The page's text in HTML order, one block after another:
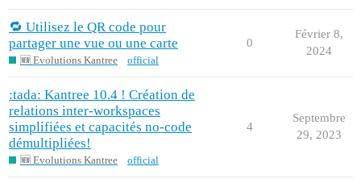
🔁 Utilisez le QR code pour
partager une vue ou une carte
🆕 Evolutions Kantree official
0
Février 8,
2024
:tada: Kantree 10.4 ! Création de
relations inter-workspaces
simplifiées et capacités no-code
démultipliées!
🆕 Evolutions Kantree official
4
Septembre
29, 2023